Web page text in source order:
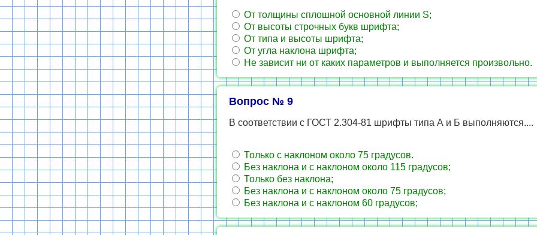
От толщины сплошной основной линии S;
От высоты строчных букв шрифта;
От типа и высоты шрифта;
От угла наклона шрифта;
Не зависит ни от каких параметров и выполняется произвольно.
Вопрос № 9
В соответствии с ГОСТ 2.304-81 шрифты типа А и Б выполняются....
Только с наклоном около 75 градусов.
Без наклона и с наклоном около 115 градусов;
Только без наклона;
Без наклона и с наклоном около 75 градусов;
Без наклона и с наклоном 60 градусов;